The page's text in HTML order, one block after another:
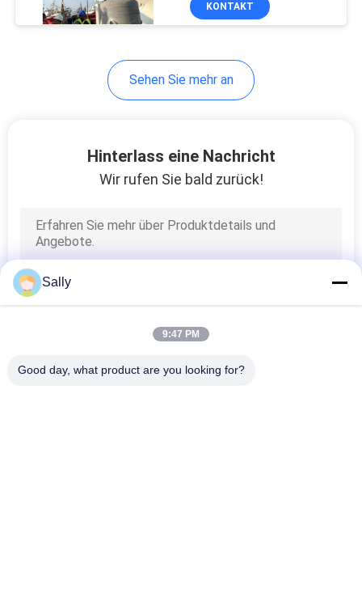
Eco-Trichter
KONTAKT
Sehen Sie mehr an
Hinterlass eine Nachricht
Wir rufen Sie bald zurück!
Sally
9:47 PM
Good day, what product are you looking for?